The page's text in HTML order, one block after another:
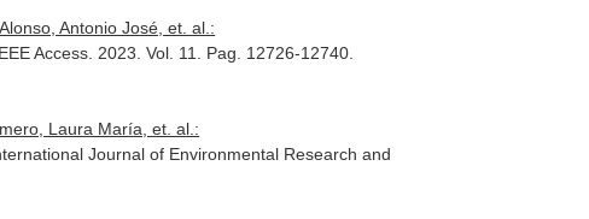
Antonio José, et. al.:
Access . 2023. Vol. 11. Pag. 12726-12740.
Laura María, et. al.:
Journal of Environmental Research and